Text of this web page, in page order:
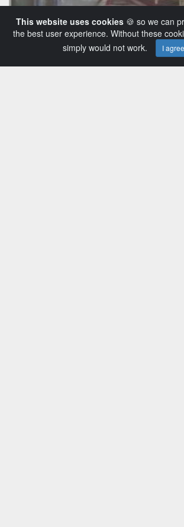
This website uses cookies🍪 so we can
the best user experience. Without these
simply would not work.
I agree